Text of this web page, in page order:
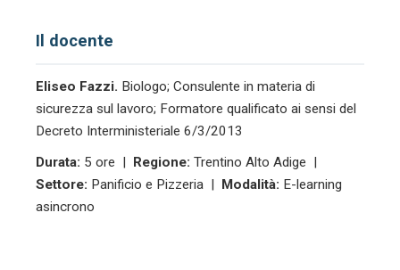
Il docente
Eliseo Fazzi. Biologo; Consulente in materia di
sicurezza sul lavoro; Formatore qualificato ai sensi del
Decreto Interministeriale 6/3/2013
Durata: 5 ore | Regione: Trentino Alto Adige |
Settore: Panificio e Pizzeria | Modalità: E-learning
asincrono